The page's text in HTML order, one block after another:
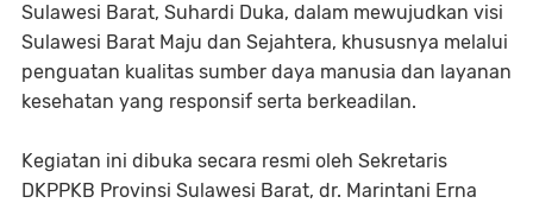
Sulawesi Barat, Suhardi Duka, dalam mewujudkan visi
Sulawesi Barat Maju dan Sejahtera, khususnya melalui
penguatan kualitas sumber daya manusia dan layanan
kesehatan yang responsif serta berkeadilan.
Kegiatan ini dibuka secara resmi oleh Sekretaris
DKPPKB Provinsi Sulawesi Barat, dr. Marintani Erna